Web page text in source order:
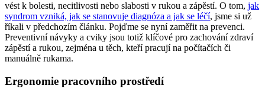
vést k bolesti, necitlivosti nebo slabosti v rukou a zápěstí. O tom, jak
syndrom vzniká, jak se stanovuje diagnóza a jak se léčí, jsme si už
říkali v předchozím článku. Pojďme se nyní zaměřit na prevenci.
Preventivní návyky a cviky jsou totiž klíčové pro zachování zdraví
zápěstí a rukou, zejména u těch, kteří pracují na počítačích či
manuálně rukama.
Ergonomie pracovního prostředí